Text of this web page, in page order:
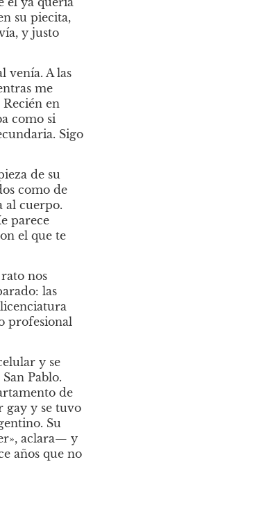
su piecita,
y justo
venía. A las
me
en
como si
Sigo
de su
como de
al cuerpo.
parece
el que te
nos
las
profesional
y se
Pablo.
de
gay y se tuvo
Su
aclara— y
años que no